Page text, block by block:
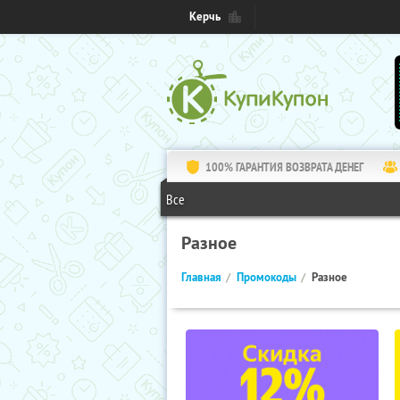
Керчь
100% ГАРАНТИЯ ВОЗВРАТА ДЕНЕГ
Все
Разное
Главная Промокоды Разное